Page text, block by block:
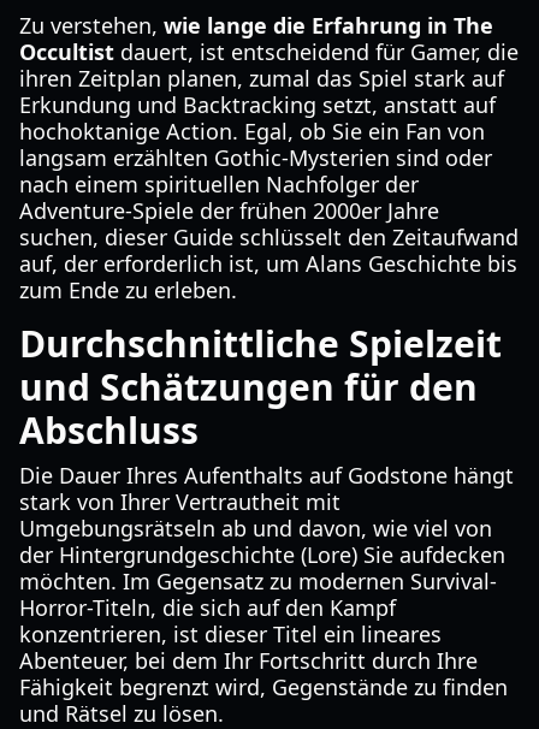
Zu verstehen, wie lange die Erfahrung in The
Occultist dauert, ist entscheidend für Gamer, die
ihren Zeitplan planen, zumal das Spiel stark auf
Erkundung und Backtracking setzt, anstatt auf
hochoktanige Action. Egal, ob Sie ein Fan von
langsam erzählten Gothic-Mysterien sind oder
nach einem spirituellen Nachfolger der
Adventure-Spiele der frühen 2000er Jahre
suchen, dieser Guide schlüsselt den Zeitaufwand
auf, der erforderlich ist, um Alans Geschichte bis
zum Ende zu erleben.
Durchschnittliche Spielzeit
und Schätzungen für den
Abschluss
Die Dauer Ihres Aufenthalts auf Godstone hängt
stark von Ihrer Vertrautheit mit
Umgebungsrätseln ab und davon, wie viel von
der Hintergrundgeschichte (Lore) Sie aufdecken
möchten. Im Gegensatz zu modernen Survival-
Horror-Titeln, die sich auf den Kampf
konzentrieren, ist dieser Titel ein lineares
Abenteuer, bei dem Ihr Fortschritt durch Ihre
Fähigkeit begrenzt wird, Gegenstände zu finden
und Rätsel zu lösen.